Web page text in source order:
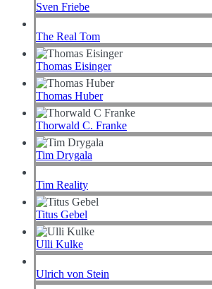
Sven Friebe
The Real Tom
Thomas Eisinger
Thomas Huber
Thorwald C. Franke
Tim Drygala
Tim Reality
Titus Gebel
Ulli Kulke
Ulrich von Stein